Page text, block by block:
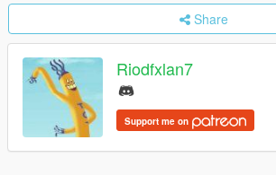
Share
Riodfxlan7
Support me on